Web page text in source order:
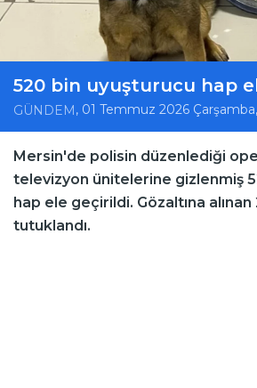
520 bin uyuşturucu hap
GÜNDEM , 01 Temmuz 2026 Çarşamba,
Mersin'de polisin düzenlediği
televizyon ünitelerine gizlenmiş
hap ele geçirildi. Gözaltına alınan
tutuklandı.